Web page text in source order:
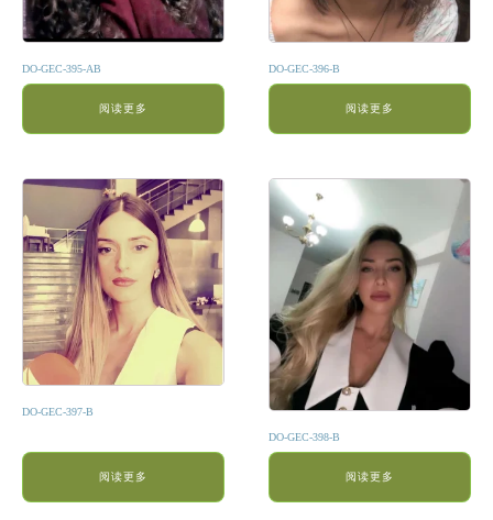
DO-GEC-395-AB
阅读更多
DO-GEC-396-B
阅读更多
DO-GEC-397-B
阅读更多
DO-GEC-398-B
阅读更多